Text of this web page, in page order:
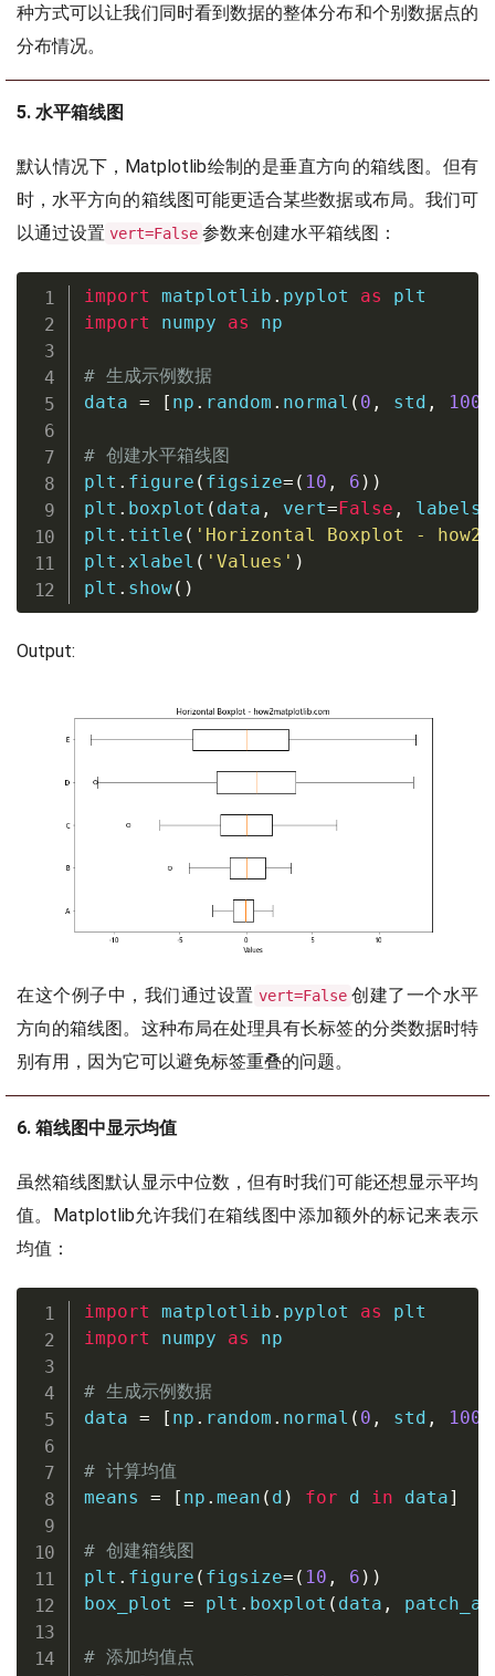
种方式可以让我们同时看到数据的整体分布和个别数据点的
分布情况。
5. 水平箱线图
默认情况下，Matplotlib绘制的是垂直方向的箱线图。但有
时，水平方向的箱线图可能更适合某些数据或布局。我们可
以通过设置 vert=False 参数来创建水平箱线图：
import matplotlib . pyplot as
import numpy as np
# 生成示例数据
data = [ np . random . normal ( 0 , std , 100
# 创建水平箱线图
plt . figure ( figsize= ( 10 , 6 ) )
plt . boxplot ( data , vert=False , labels
plt . title ( 'Horizontal Boxplot -
plt . xlabel ( 'Values' )
plt . show( )
Output:
在这个例子中，我们通过设置 vert=False 创建了一个水平
方向的箱线图。这种布局在处理具有长标签的分类数据时特
别有用，因为它可以避免标签重叠的问题。
6. 箱线图中显示均值
虽然箱线图默认显示中位数，但有时我们可能还想显示平均
值。Matplotlib允许我们在箱线图中添加额外的标记来表示
均值：
import matplotlib . pyplot as
import numpy as np
# 生成示例数据
data = [ np . random . normal ( 0 , std , 100
# 计算均值
means = [ np . mean ( d ) for d in data]
# 创建箱线图
plt . figure ( figsize= ( 10 , 6 ) )
box_plot = plt . boxplot ( data ,
# 添加均值点